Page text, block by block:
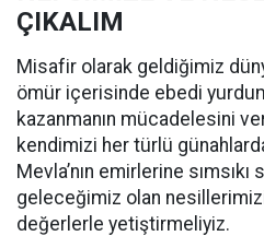
ÇIKALIM
Misafir olarak geldiğimiz
ömür içerisinde ebedi
kazanmanın mücadelesini
kendimizi her türlü
Mevla’nın emirlerine sımsıkı
geleceğimiz olan
değerlerle yetiştirmeliyiz.